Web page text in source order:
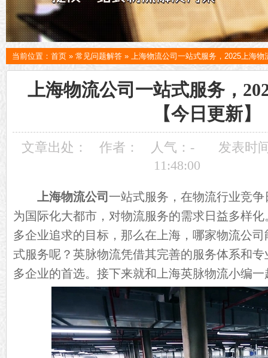
当前位置： 首页 » 常见问题解答 » 上海物流公司一站式服务，2025上海物
上海物流公司一站式服务，
【今日更新】
文章出处： 作者： 人气： -
发表时
11:48:00
上海物流公司 一站式服务，在物流行业竞
为国际化大都市，对物流服务的需求日益多样
多企业追求的目标，那么在上海，哪家物流公
式服务呢？英脉物流凭借其完善的服务体系和
多企业的首选。接下来就和上海英脉物流小编